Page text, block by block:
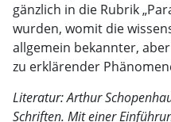
gänzlich in die Rubrik
wurden, womit die
allgemein bekannter,
zu erklärender
Literatur: Arthur
Schriften. Mit einer